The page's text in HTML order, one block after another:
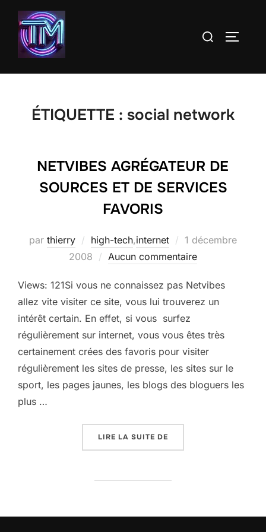
Aller
contenu
Rechercher :
ÉTIQUETTE : social network
NETVIBES AGRÉGATEUR DE
SOURCES ET DE SERVICES
FAVORIS
par thierry high-tech,internet
Publié
le
1 décembre
2008
Aucun commentaire
Views: 121Si vous ne connaissez pas Netvibes
allez vite visiter ce site, vous lui trouverez un
intérêt certain. En effet, si vous surfez
régulièrement sur internet, vous vous êtes très
certainement crées des favoris pour visiter
régulièrement les sites de presse, les sites sur le
sport, les pages jaunes, les blogs des bloguers les
plus …
LIRE LA SUITE DE